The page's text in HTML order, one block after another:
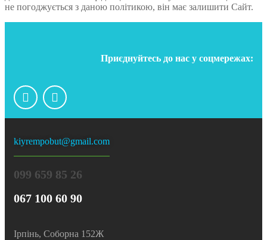
не погоджується з даною політикою, він має залишити Сайт.
Приєднуйтесь до нас у соцмережах:
kiyrempobut@gmail.com
099 659 85 26
067 100 60 90
Ірпінь, Соборна 152Ж